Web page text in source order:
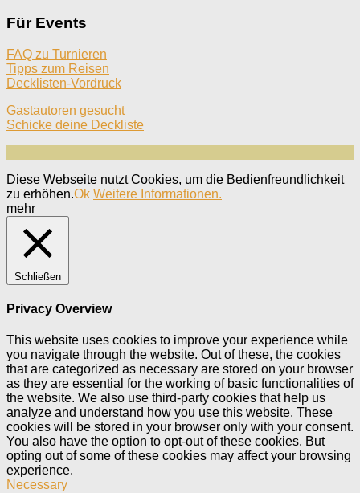
Für Events
FAQ zu Turnieren
Tipps zum Reisen
Decklisten-Vordruck
Gastautoren gesucht
Schicke deine Deckliste
Diese Webseite nutzt Cookies, um die Bedienfreundlichkeit
zu erhöhen.Ok Weitere Informationen.
mehr
Schließen
Privacy Overview
This website uses cookies to improve your experience while
you navigate through the website. Out of these, the cookies
that are categorized as necessary are stored on your browser
as they are essential for the working of basic functionalities of
the website. We also use third-party cookies that help us
analyze and understand how you use this website. These
cookies will be stored in your browser only with your consent.
You also have the option to opt-out of these cookies. But
opting out of some of these cookies may affect your browsing
experience.
Necessary